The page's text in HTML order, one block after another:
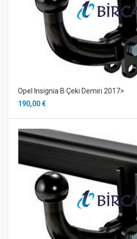
Opel Insignia B Çeki Demiri 2017>
190,00 €